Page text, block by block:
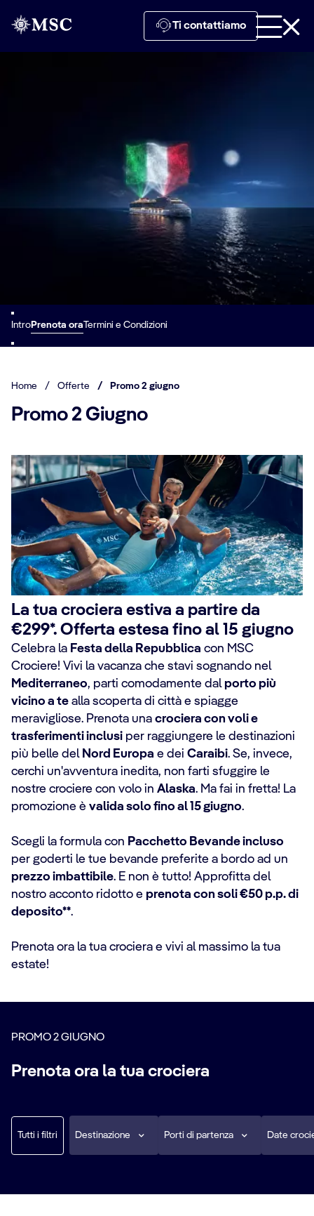
Ti contattiamo
IntroPrenota oraTermini e Condizioni
Home / Offerte / Promo 2 giugno
Promo 2 Giugno
La tua crociera estiva a partire da
€299*. Offerta estesa fino al 15 giugno
Celebra la Festa della Repubblica con MSC
Crociere! Vivi la vacanza che stavi sognando nel
Mediterraneo, parti comodamente dalporto più
vicino a te alla scoperta di città e spiagge
meravigliose. Prenota una crociera con voli e
trasferimenti inclusi per raggiungere le destinazioni
più belle del Nord Europa e dei Caraibi. Se, invece,
cerchi un'avventura inedita, non farti sfuggire le
nostre crociere con volo in Alaska. Ma fai in fretta! La
promozione è valida solo fino al 15 giugno.
Scegli la formula con Pacchetto Bevande incluso
per goderti le tue bevande preferite a bordo ad un
prezzo imbattibile. E non è tutto! Approfitta del
nostro acconto ridotto e prenota con soli €50 p.p. di
deposito**.
Prenota ora la tua crociera e vivi al massimo la tua
estate!
PROMO 2 GIUGNO
Prenota ora la tua crociera
Destinazione Porti di partenza Date
Tutti i filtri